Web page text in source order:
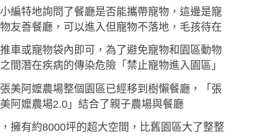
小編特地詢問了餐廳是否能攜帶寵物，這邊是寵
物友善餐廳，可以進入但寵物不落地 ，毛孩待在
推車或寵物袋內即可，為了避免寵物和園區動物
之間潛在疾病的傳染危險「禁止寵物進入園區」
張美阿嬤農場整個園區已經移到樹懶餐廳，「張
美阿嬤農場2.0」結合了親子農場與餐廳
，擁有約8000坪的超大空間，比舊園區大了整整